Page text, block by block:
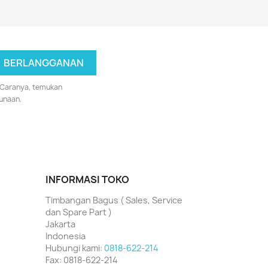
temukan
INFORMASI TOKO
Timbangan Bagus ( Sales, Service
dan Spare Part )
Jakarta
Indonesia
Hubungi kami: 0818-622-214
Fax: 0818-622-214